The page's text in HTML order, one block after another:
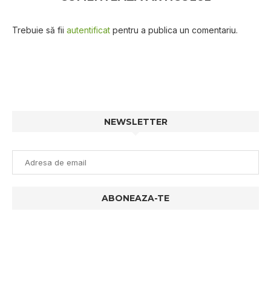
Trebuie să fii autentificat pentru a publica un comentariu.
NEWSLETTER